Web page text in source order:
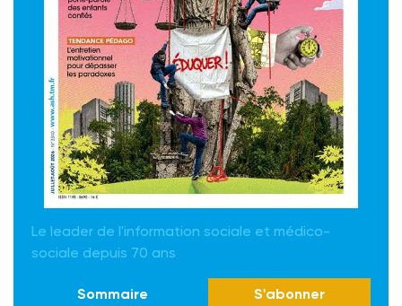
Le leader de l'information sociale et médico-
sociale depuis 70 ans
Sommaire S'abonner